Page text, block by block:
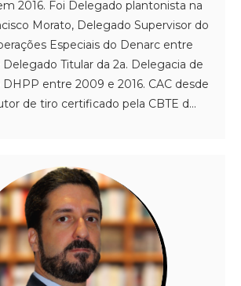
2016. Foi Delegado plantonista na
Morato, Delegado Supervisor do
Especiais do Denarc entre
Titular da 2a. Delegacia de
entre 2009 e 2016. CAC desde
de tiro certificado pela CBTE d...